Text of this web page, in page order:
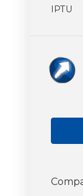
IPTU